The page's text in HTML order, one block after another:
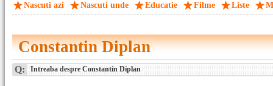
Nascuti azi Nascuti unde Educatie Filme Liste
Constantin Diplan
Q: Intreaba despre Constantin Diplan